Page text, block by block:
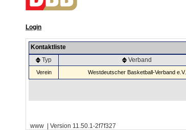
Login
Kontaktliste
Typ
Verband
Verein Westdeutscher Basketball-Verband e.V.
www | Version 11.50.1-2f7f327